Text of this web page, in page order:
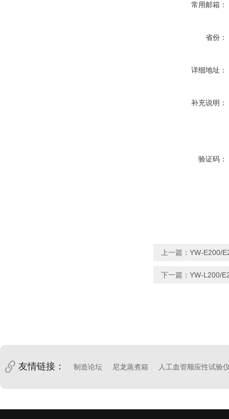
常用邮箱：
省份：
详细地址：
补充说明：
验证码：
上一篇： YW-E200/
下一篇： YW-L200/
友情链接： 制造论坛 尼龙蒸煮箱 人工血管顺应性试验